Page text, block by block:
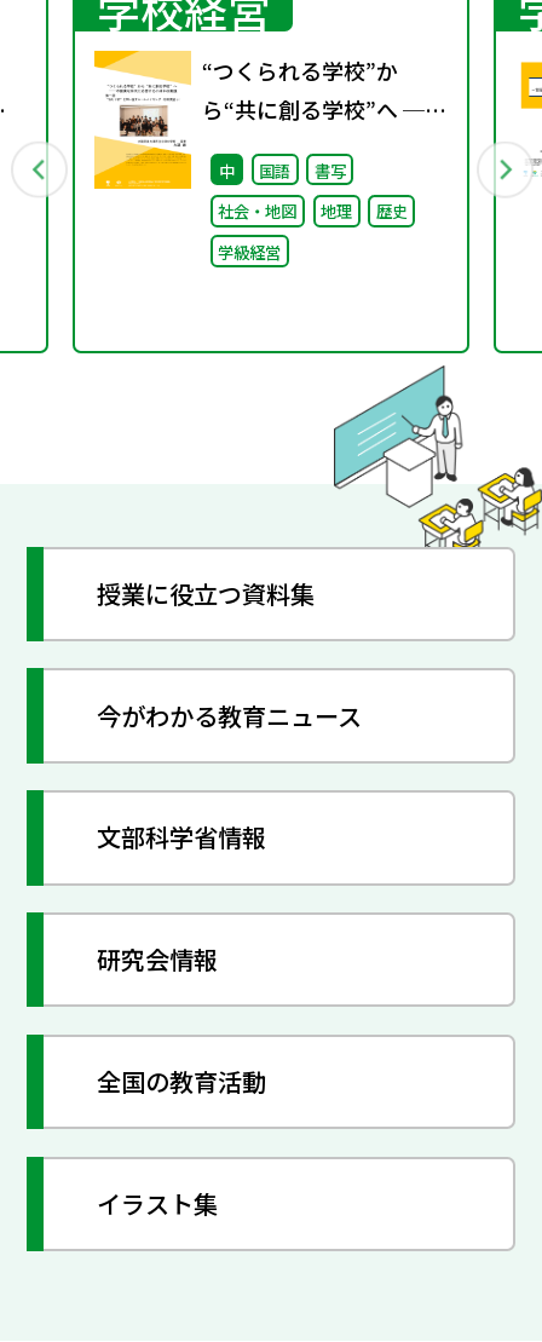
“つくられる学校”か
ら“共に創る学校”へ ──
不確実な時代に応答する
小津中の実践 第一回 “当
たり前”を問い直すルー
ルメイキング（校則見直
中 国語
書写
社会・地図
地理
歴史
学級経営
授業に役立つ資料集
今がわかる教育ニュース
文部科学省情報
研究会情報
全国の教育活動
イラスト集